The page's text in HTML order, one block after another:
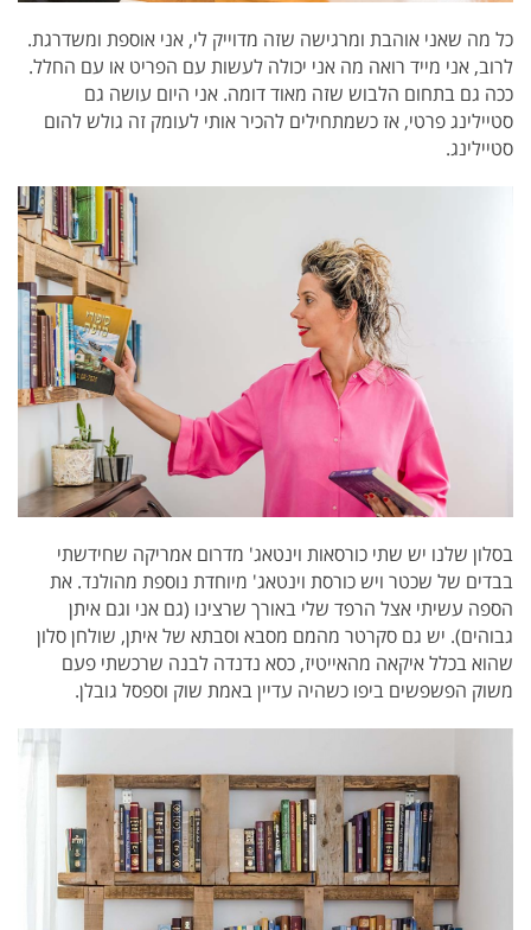
כל מה שאני אוהבת ומרגישה שזה מדוייק לי, אני אוספת ומשדרגת.
לרוב, אני מייד רואה מה אני יכולה לעשות עם הפריט או עם החלל.
ככה גם בתחום הלבוש שזה מאוד דומה. אני היום עושה גם
סטיילינג פרטי, אז כשמתחילים להכיר אותי לעומק זה גולש להום
סטיילינג.
בסלון שלנו יש שתי כורסאות וינטאג' מדרום אמריקה שחידשתי
בבדים של שכטר ויש כורסת וינטאג' מיוחדת נוספת מהולנד. את
הספה עשיתי אצל הרפד שלי באורך שרצינו (גם אני וגם איתן
גבוהים). יש גם סקרטר מהמם מסבא וסבתא של איתן, שולחן סלון
שהוא בכלל איקאה מהאייטיז, כסא נדנדה לבנה שרכשתי פעם
משוק הפשפשים ביפו כשהיה עדיין באמת שוק וספסל גובלן.